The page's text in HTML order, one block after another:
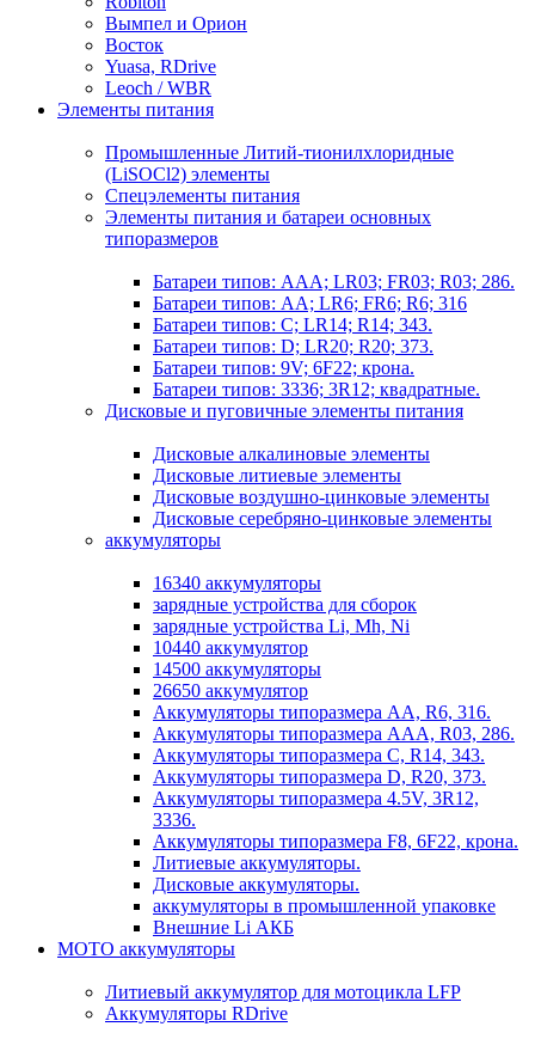
Вымпел и Орион
Восток
Yuasa, RDrive
Leoch / WBR
Элементы питания
Промышленные Литий-тионилхлоридные
(LiSOCl2) элементы
Спецэлементы питания
Элементы питания и батареи основных
типоразмеров
Батареи типов: AAA; LR03; FR03; R03; 286.
Батареи типов: AA; LR6; FR6; R6; 316
Батареи типов: C; LR14; R14; 343.
Батареи типов: D; LR20; R20; 373.
Батареи типов: 9V; 6F22; крона.
Батареи типов: 3336; 3R12; квадратные.
Дисковые и пуговичные элементы питания
Дисковые алкалиновые элементы
Дисковые литиевые элементы
Дисковые воздушно-цинковые элементы
Дисковые серебряно-цинковые элементы
аккумуляторы
16340 аккумуляторы
зарядные устройства для сборок
зарядные устройства Li, Mh, Ni
10440 аккумулятор
14500 аккумуляторы
26650 аккумулятор
Аккумуляторы типоразмера АА, R6, 316.
Аккумуляторы типоразмера ААА, R03, 286.
Аккумуляторы типоразмера С, R14, 343.
Аккумуляторы типоразмера D, R20, 373.
Аккумуляторы типоразмера 4.5V, 3R12,
3336.
Аккумуляторы типоразмера F8, 6F22, крона.
Литиевые аккумуляторы.
Дисковые аккумуляторы.
аккумуляторы в промышленной упаковке
Внешние Li АКБ
МОТО аккумуляторы
Литиевый аккумулятор для мотоцикла LFP
Аккумуляторы RDrive